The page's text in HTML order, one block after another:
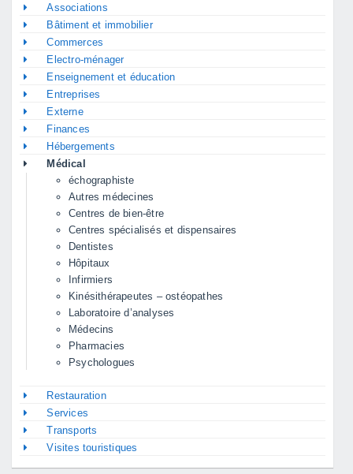
Associations
Bâtiment et immobilier
Commerces
Electro-ménager
Enseignement et éducation
Entreprises
Externe
Finances
Hébergements
Médical
échographiste
Autres médecines
Centres de bien-être
Centres spécialisés et dispensaires
Dentistes
Hôpitaux
Infirmiers
Kinésithérapeutes – ostéopathes
Laboratoire d’analyses
Médecins
Pharmacies
Psychologues
Restauration
Services
Transports
Visites touristiques